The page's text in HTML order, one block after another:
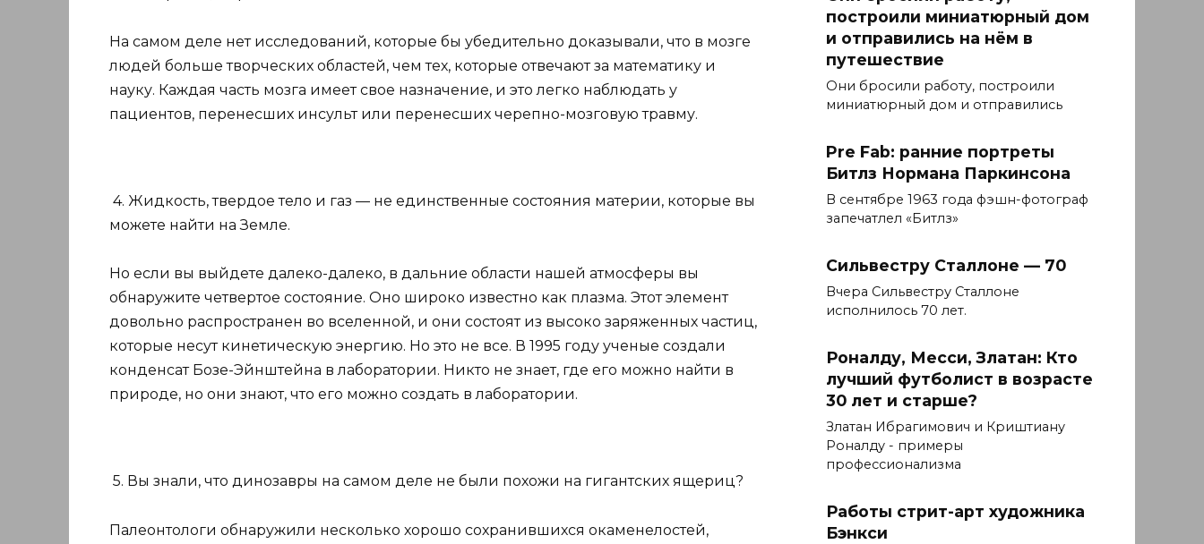
На самом деле нет исследований, которые бы убедительно доказывали, что в мозге
людей больше творческих областей, чем тех, которые отвечают за математику и
науку. Каждая часть мозга имеет свое назначение, и это легко наблюдать у
пациентов, перенесших инсульт или перенесших черепно-мозговую травму.
4. Жидкость, твердое тело и газ — не единственные состояния материи, которые вы
можете найти на Земле.
Но если вы выйдете далеко-далеко, в дальние области нашей атмосферы вы
обнаружите четвертое состояние. Оно широко известно как плазма. Этот элемент
довольно распространен во вселенной, и они состоят из высоко заряженных частиц,
которые несут кинетическую энергию. Но это не все. В 1995 году ученые создали
конденсат Бозе-Эйнштейна в лаборатории. Никто не знает, где его можно найти в
природе, но они знают, что его можно создать в лаборатории.
5. Вы знали, что динозавры на самом деле не были похожи на гигантских ящериц?
Палеонтологи обнаружили несколько хорошо сохранившихся окаменелостей,
построили миниатюрный дом
и отправились на нём в
путешествие
Они бросили работу, построили
миниатюрный дом и отправились
Pre Fab: ранние портреты
Битлз Нормана Паркинсона
В сентябре 1963 года фэшн-фотограф
запечатлел «Битлз»
Сильвестру Сталлоне — 70
Вчера Сильвестру Сталлоне
исполнилось 70 лет.
Роналду, Месси, Златан: Кто
лучший футболист в возрасте
30 лет и старше?
Златан Ибрагимович и Криштиану
Роналду - примеры
профессионализма
Работы стрит-арт художника
Бэнкси